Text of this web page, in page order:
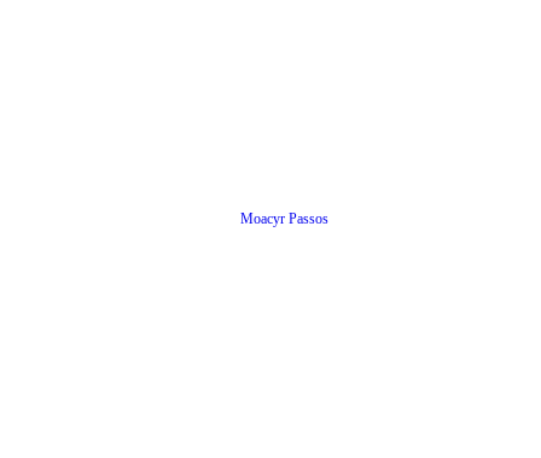
Moacyr Passos